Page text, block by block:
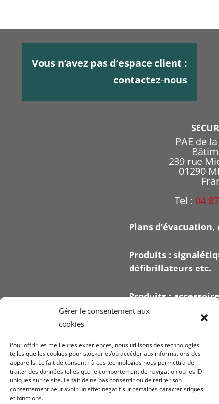
Gérer le consentement aux
cookies
Pour offrir les meilleures expériences, nous utilisons des technologies
telles que les cookies pour stocker et/ou accéder aux informations des
appareils. Le fait de consentir à ces technologies nous permettra de
traiter des données telles que le comportement de navigation ou les ID
uniques sur ce site. Le fait de ne pas consentir ou de retirer son
consentement peut avoir un effet négatif sur certaines caractéristiques
et fonctions.
Vous n’avez pas d’espace client :
contactez-nous
PAE de
239 rue
01290
Tel : 04
Plans
Produits :
défibrillateurs etc.
Produits :
signalétique
Voir nos